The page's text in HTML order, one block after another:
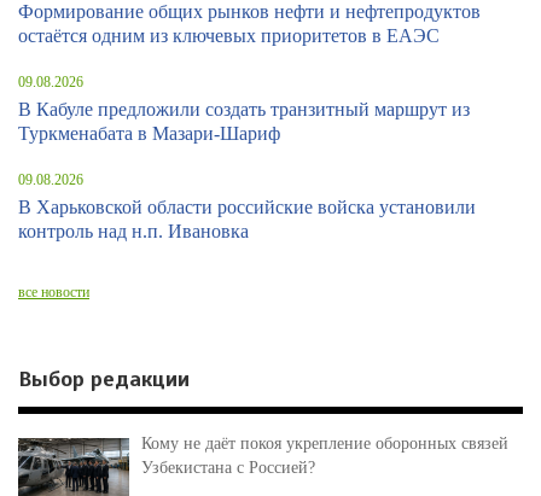
Формирование общих рынков нефти и нефтепродуктов
остаётся одним из ключевых приоритетов в ЕАЭС
09.08.2026
В Кабуле предложили создать транзитный маршрут из
Туркменабата в Мазари-Шариф
09.08.2026
В Харьковской области российские войска установили
контроль над н.п. Ивановка
все новости
Выбор редакции
Кому не даёт покоя укрепление оборонных связей
Узбекистана с Россией?